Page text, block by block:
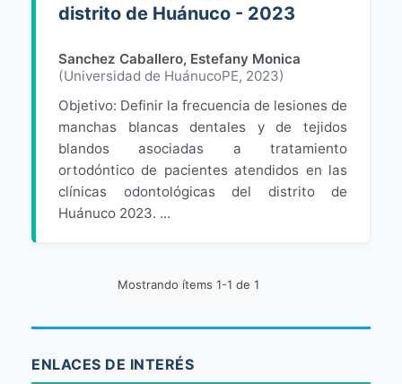
distrito de Huánuco - 2023
Sanchez Caballero, Estefany Monica
(Universidad de HuánucoPE, 2023)
Objetivo: Definir la frecuencia de lesiones de
manchas blancas dentales y de tejidos
blandos asociadas a tratamiento
ortodóntico de pacientes atendidos en las
clínicas odontológicas del distrito de
Huánuco 2023. ...
Mostrando ítems 1-1 de 1
ENLACES DE INTERÉS